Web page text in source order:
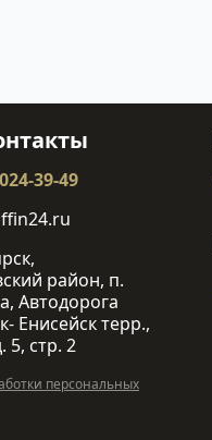
39-49
район, п.
Автодорога
Енисейск терр.,
5, стр. 2
персональных